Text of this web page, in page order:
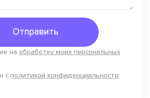
Отправить
на обработку моих персональных
с политикой конфиденциальности